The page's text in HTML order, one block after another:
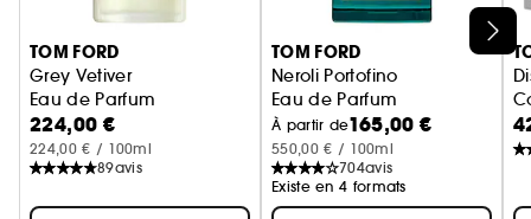
Ignorer le carrousel produits
TOM FORD
Grey Vetiver
Eau de Parfum
224,00 €
224,00 € / 100ml
89avis
TOM FORD
Neroli Portofino
Eau de Parfum
À partir de165,00 €
550,00 € / 100ml
704avis
Existe en 4 formats